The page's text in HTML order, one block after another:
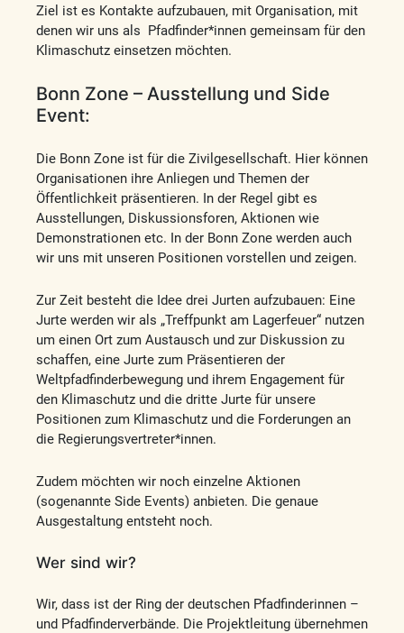
Ziel ist es Kontakte aufzubauen, mit Organisation, mit
denen wir uns als Pfadfinder*innen gemeinsam für den
Klimaschutz einsetzen möchten.
Bonn Zone – Ausstellung und Side
Event:
Die Bonn Zone ist für die Zivilgesellschaft. Hier können
Organisationen ihre Anliegen und Themen der
Öffentlichkeit präsentieren. In der Regel gibt es
Ausstellungen, Diskussionsforen, Aktionen wie
Demonstrationen etc. In der Bonn Zone werden auch
wir uns mit unseren Positionen vorstellen und zeigen.
Zur Zeit besteht die Idee drei Jurten aufzubauen: Eine
Jurte werden wir als „Treffpunkt am Lagerfeuer“ nutzen
um einen Ort zum Austausch und zur Diskussion zu
schaffen, eine Jurte zum Präsentieren der
Weltpfadfinderbewegung und ihrem Engagement für
den Klimaschutz und die dritte Jurte für unsere
Positionen zum Klimaschutz und die Forderungen an
die Regierungsvertreter*innen.
Zudem möchten wir noch einzelne Aktionen
(sogenannte Side Events) anbieten. Die genaue
Ausgestaltung entsteht noch.
Wer sind wir?
Wir, dass ist der Ring der deutschen Pfadfinderinnen –
und Pfadfinderverbände. Die Projektleitung übernehmen